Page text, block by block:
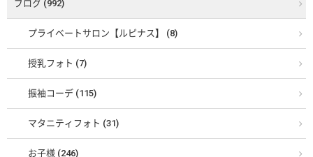
ブログ (992)
プライベートサロン【ルピナス】 (8)
授乳フォト (7)
振袖コーデ (115)
マタニティフォト (31)
お子様 (246)